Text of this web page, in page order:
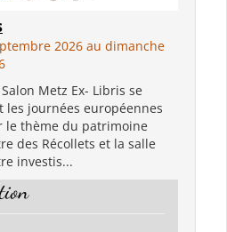
2026 au dimanche
Metz Ex- Libris se
journées européennes
le thème du patrimoine
des Récollets et la salle
investis...